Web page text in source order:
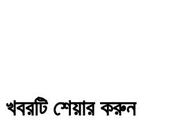
খবরটি শেয়ার করুন